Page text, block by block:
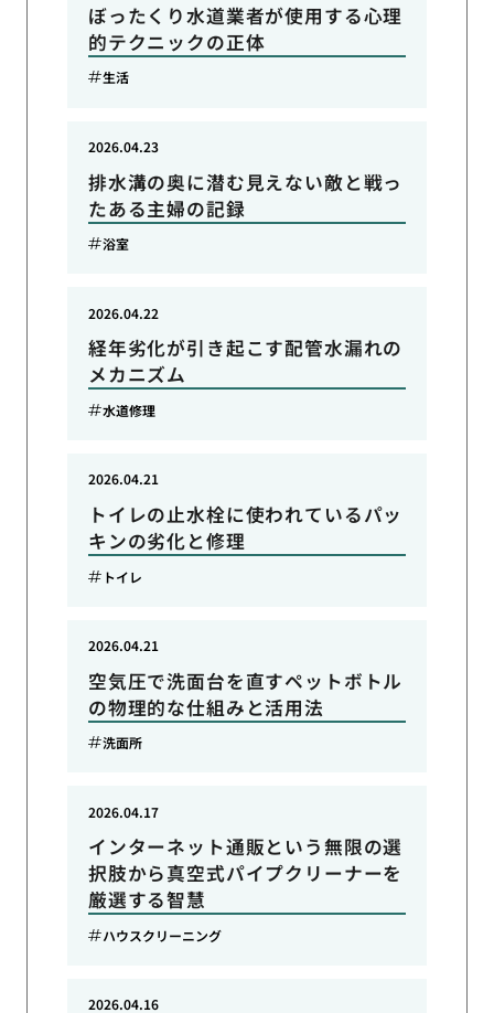
ぼったくり水道業者が使用する心理
的テクニックの正体
生活
排水溝の奥に潜む見えない敵と戦っ
たある主婦の記録
2026.04.23
浴室
経年劣化が引き起こす配管水漏れの
メカニズム
2026.04.22
水道修理
トイレの止水栓に使われているパッ
キンの劣化と修理
2026.04.21
トイレ
空気圧で洗面台を直すペットボトル
の物理的な仕組みと活用法
2026.04.21
洗面所
インターネット通販という無限の選
択肢から真空式パイプクリーナーを
厳選する智慧
2026.04.17
ハウスクリーニング
2026.04.16